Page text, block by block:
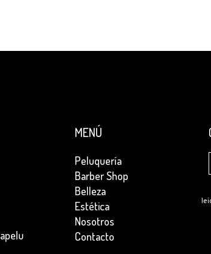
MENÚ
Peluquería
Barber Shop
Belleza
Estética
Nosotros
Contacto